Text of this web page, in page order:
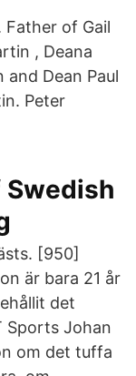
Father of Gail
, Deana
Dean Paul
Peter
Swedish
[950]
är bara 21 år
det
Sports Johan
om det tuffa